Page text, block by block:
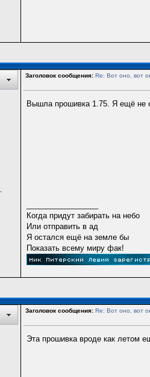
Заголовок сообщения: Re: Вот оно, вот
Вышла прошивка 1.75. Я ещё не
Когда придут забирать на небо
Или отправить в ад
Я остался ещё на земле бы
Показать всему миру фак!
Заголовок сообщения: Re: Вот оно, вот
Эта прошивка вроде как летом